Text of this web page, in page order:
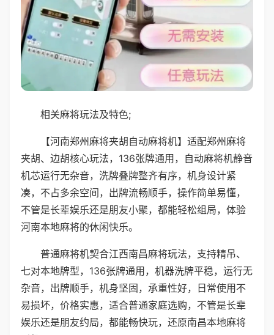
相关麻将玩法及特色;
【河南郑州麻将夹胡自动麻将机】适配郑州麻将
夹胡、边胡核心玩法，136张牌通用，自动麻将机静音
机芯运行无杂音，洗牌叠牌整齐有序，机身设计紧
凑，不占多余空间，出牌流畅顺手，操作简单易懂，
不管是长辈娱乐还是朋友小聚，都能轻松组局，体验
河南本地麻将的休闲快乐。
普通麻将机契合江西南昌麻将玩法，支持精吊、
七对本地牌型，136张牌通用，机器洗牌平稳，运行无
杂音，出牌顺手，机身坚固，承重性好，日常使用不
易损坏，价格实惠，适合普通家庭选购，不管是长辈
娱乐还是朋友约局，都能畅快玩，还原南昌本地麻将